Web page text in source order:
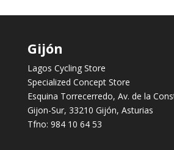
Gijón
Lagos Cycling Store
Specialized Concept Store
Esquina Torrecerredo, Av. de la
Gijon-Sur, 33210 Gijón, Asturias
Tfno: 984 10 64 53